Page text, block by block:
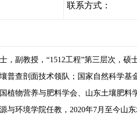
联系方式：
，副教授，“1512工程”第三层次，硕
普查剖面技术领队；国家自然科学基
植物营养与肥料学会、山东土壤肥料
与环境学院任教， 2020年7月至今山